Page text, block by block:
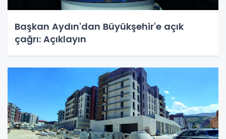
Başkan Aydın'dan Büyükşehir'e açık
çağrı: Açıklayın